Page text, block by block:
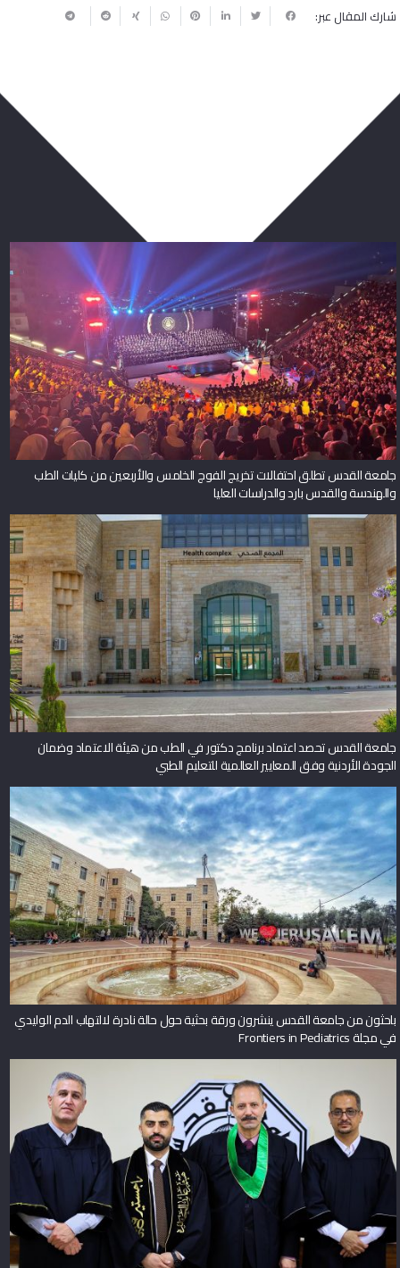
شارك المقال عبر:
جامعة القدس تطلق احتفالات تخريج الفوج الخامس والأربعين من كليات الطب
والهندسة والقدس بارد والدراسات العليا
جامعة القدس تحصد اعتماد برنامج دكتور في الطب من هيئة الاعتماد وضمان
الجودة الأردنية وفق المعايير العالمية للتعليم الطبي
باحثون من جامعة القدس ينشرون ورقة بحثية حول حالة نادرة لالتهاب الدم الوليدي
في مجلة Frontiers in Pediatrics